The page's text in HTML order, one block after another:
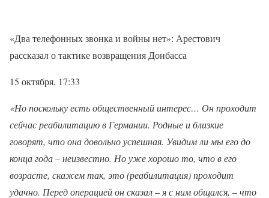
«Два телефонных звонка и войны нет»: Арестович
рассказал о тактике возвращения Донбасса
15 октября, 17:33
«Но поскольку есть общественный интерес… Он проходит
сейчас реабилитацию в Германии. Родные и близкие
говорят, что она довольно успешная. Увидим ли мы его до
конца года – неизвестно. Но уже хорошо то, что в его
возрасте, скажем так, это (реабилитация) проходит
удачно. Перед операцией он сказал – я с ним общался, – что